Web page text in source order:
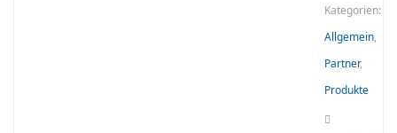
Kategorien:
Allgemein,
Partner,
Produkte